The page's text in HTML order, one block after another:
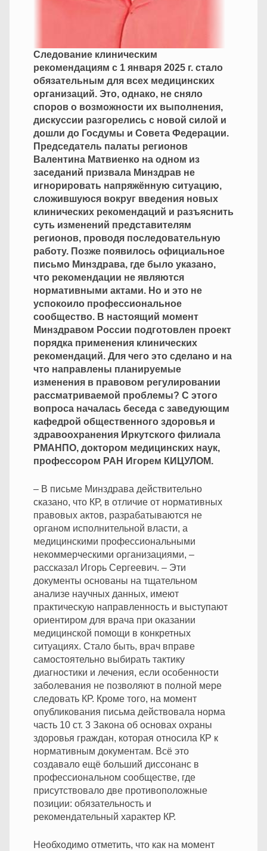
Следование клиническим
рекомендациям с 1 января 2025 г. стало
обязательным для всех медицинских
организаций. Это, однако, не сняло
споров о возможности их выполнения,
дискуссии разгорелись с новой силой и
дошли до Госдумы и Совета Федерации.
Председатель палаты регионов
Валентина Матвиенко на одном из
заседаний призвала Минздрав не
игнорировать напряжённую ситуацию,
сложившуюся вокруг введения новых
клинических рекомендаций и разъяснить
суть изменений представителям
регионов, проводя последовательную
работу. Позже появилось официальное
письмо Минздрава, где было указано,
что рекомендации не являются
нормативными актами. Но и это не
успокоило профессиональное
сообщество. В настоящий момент
Минздравом России подготовлен проект
порядка применения клинических
рекомендаций. Для чего это сделано и на
что направлены планируемые
изменения в правовом регулировании
рассматриваемой проблемы? С этого
вопроса началась беседа с заведующим
кафедрой общественного здоровья и
здравоохранения Иркутского филиала
РМАНПО, доктором медицинских наук,
профессором РАН Игорем КИЦУЛОМ.
– В письме Минздрава действительно
сказано, что КР, в отличие от нормативных
правовых актов, разрабатываются не
органом исполнительной власти, а
медицинскими профессиональными
некоммерческими организациями, –
рассказал Игорь Сергеевич. – Эти
документы основаны на тщательном
анализе научных данных, имеют
практическую направленность и выступают
ориентиром для врача при оказании
медицинской помощи в конкретных
ситуациях. Стало быть, врач вправе
самостоятельно выбирать тактику
диагностики и лечения, если особенности
заболевания не позволяют в полной мере
следовать КР. Кроме того, на момент
опубликования письма действовала норма
часть 10 ст. 3 Закона об основах охраны
здоровья граждан, которая относила КР к
нормативным документам. Всё это
создавало ещё больший диссонанс в
профессиональном сообществе, где
присутствовало две противоположные
позиции: обязательность и
рекомендательный характер КР.
Необходимо отметить, что как на момент